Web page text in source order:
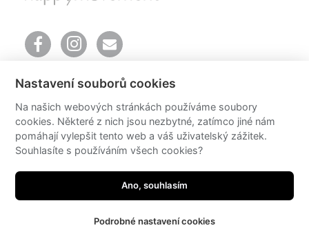
603 00 Brno
email:info@happyoga.cz
Mgr. Romana Klášterecká Ph.D.
email:romana@happyoga.cz
design by Radka Sedlačíková
JRWN
Nastavení souborů cookies
Na našich webových stránkách používáme soubory
cookies. Některé z nich jsou nezbytné, zatímco jiné nám
pomáhají vylepšit tento web a váš uživatelský zážitek.
Souhlasíte s používáním všech cookies?
Ano, souhlasím
Podrobné nastavení cookies